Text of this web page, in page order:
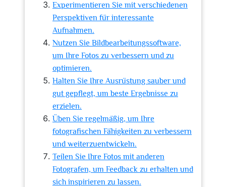
Experimentieren Sie mit verschiedenen
Perspektiven für interessante
Aufnahmen.
Nutzen Sie Bildbearbeitungssoftware,
um Ihre Fotos zu verbessern und zu
optimieren.
Halten Sie Ihre Ausrüstung sauber und
gut gepflegt, um beste Ergebnisse zu
erzielen.
Üben Sie regelmäßig, um Ihre
fotografischen Fähigkeiten zu verbessern
und weiterzuentwickeln.
Teilen Sie Ihre Fotos mit anderen
Fotografen, um Feedback zu erhalten und
sich inspirieren zu lassen.